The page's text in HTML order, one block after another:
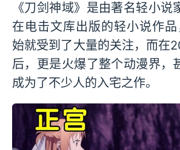
《刀剑神域》是由著名轻小说
在电击文库出版的轻小说作
始就受到了大量的关注，而在
后，更是火爆了整个动漫界，
成为了不少人的入宅之作。